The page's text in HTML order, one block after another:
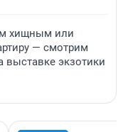
хищным или
— смотрим
выставке экзотики